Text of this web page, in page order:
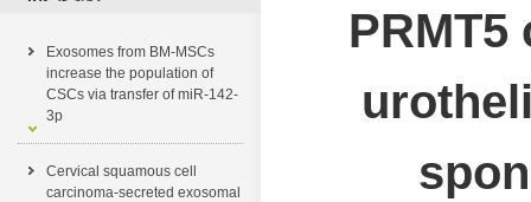
Exosomes from BM-MSCs
increase the population of
CSCs via transfer of miR-142-
3p
Cervical squamous cell
carcinoma-secreted exosomal